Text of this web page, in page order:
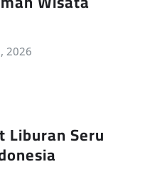
2026
Liburan Seru